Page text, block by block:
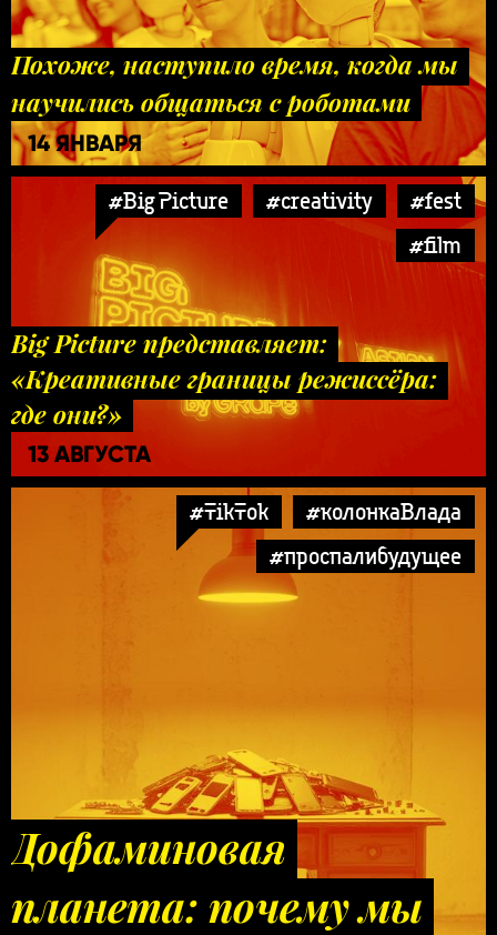
Похоже, наступило время, когда мы
научились общаться с роботами
14 ЯНВАРЯ
#Big Picture #creativity
#fest
#film
Big Picture представляет:
«Креативные границы режиссёра:
где они?»
13 АВГУСТА
#TikTok
#колонкаВлада
#проспалибудущее
Дофаминовая
планета: почему мы